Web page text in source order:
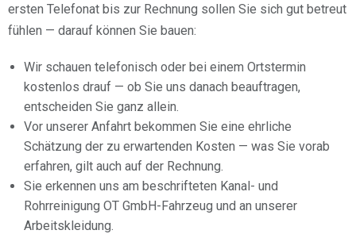
ersten Telefonat bis zur Rechnung sollen Sie sich gut betreut
fühlen — darauf können Sie bauen:
Wir schauen telefonisch oder bei einem Ortstermin
kostenlos drauf — ob Sie uns danach beauftragen,
entscheiden Sie ganz allein.
Vor unserer Anfahrt bekommen Sie eine ehrliche
Schätzung der zu erwartenden Kosten — was Sie vorab
erfahren, gilt auch auf der Rechnung.
Sie erkennen uns am beschrifteten Kanal- und
Rohrreinigung OT GmbH-Fahrzeug und an unserer
Arbeitskleidung.